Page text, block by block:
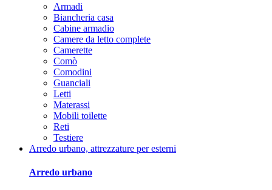
Armadi
Biancheria casa
Cabine armadio
Camere da letto complete
Camerette
Comò
Comodini
Guanciali
Letti
Materassi
Mobili toilette
Reti
Testiere
Arredo urbano, attrezzature per esterni
Arredo urbano